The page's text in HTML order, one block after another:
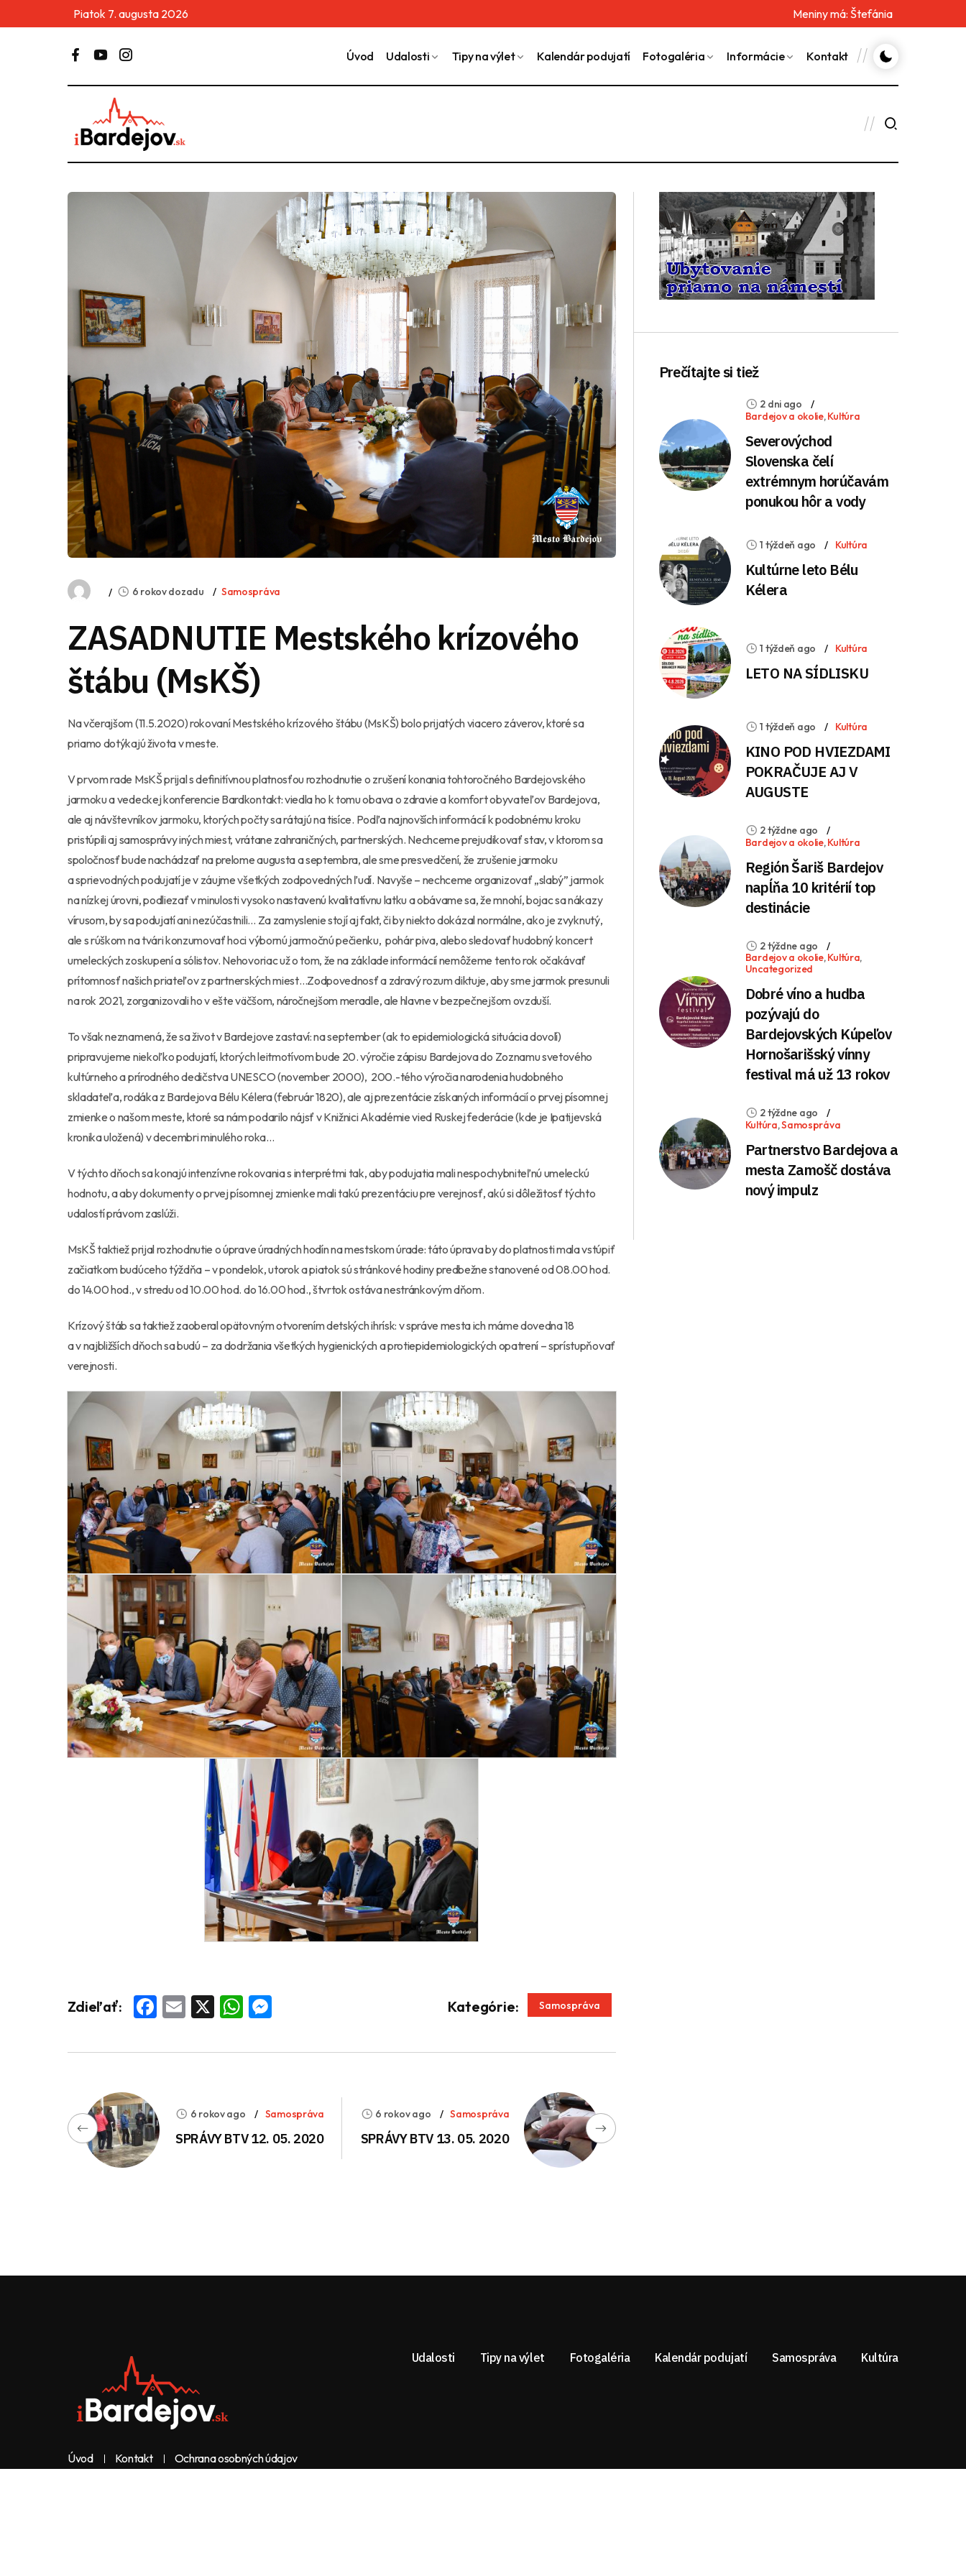
Piatok 7. augusta 2026 Meniny má: Štefánia
Úvod Udalosti Tipy na výlet Kalendár podujatí Fotogaléria Informácie Kontakt
6 rokov dozadu Samospráva
ZASADNUTIE Mestského krízového
štábu (MsKŠ)
Na včerajšom (11.5.2020) rokovaní Mestského krízového štábu (MsKŠ) bolo prijatých viacero záverov, ktoré sa
priamo dotýkajú života v meste.
V prvom rade MsKŠ prijal s definitívnou platnosťou rozhodnutie o zrušení konania tohtoročného Bardejovského
jarmoku a vedeckej konferencie Bardkontakt: viedla ho k tomu obava o zdravie a komfort obyvateľov Bardejova,
ale aj návštevníkov jarmoku, ktorých počty sa rátajú na tisíce. Podľa najnovších informácií k podobnému kroku
pristúpili aj samosprávy iných miest, vrátane zahraničných, partnerských. Nechceme prejudikovať stav, v ktorom sa
spoločnosť bude nachádzať na prelome augusta a septembra, ale sme presvedčení, že zrušenie jarmoku
a sprievodných podujatí je v záujme všetkých zodpovedných ľudí. Navyše – nechceme organizovať „slabý” jarmok
na nízkej úrovni, podliezať v minulosti vysoko nastavenú kvalitatívnu latku a obávame sa, že mnohí, bojac sa nákazy
vírusom, by sa podujatí ani nezúčastnili… Za zamyslenie stojí aj fakt, či by niekto dokázal normálne, ako je zvyknutý,
ale s rúškom na tvári konzumovať hoci výbornú jarmočnú pečienku, pohár piva, alebo sledovať hudobný koncert
umeleckých zoskupení a sólistov. Nehovoriac už o tom, že na základe informácií nemôžeme tento rok očakávať
prítomnosť našich priateľov z partnerských miest…Zodpovednosť a zdravý rozum diktuje, aby sme jarmok presunuli
na rok 2021, zorganizovali ho v ešte väčšom, náročnejšom meradle, ale hlavne v bezpečnejšom ovzduší.
To však neznamená, že sa život v Bardejove zastaví: na september (ak to epidemiologická situácia dovolí)
pripravujeme niekoľko podujatí, ktorých leitmotívom bude 20. výročie zápisu Bardejova do Zoznamu svetového
kultúrneho a prírodného dedičstva UNESCO (november 2000), 200.-tého výročia narodenia hudobného
skladateľa, rodáka z Bardejova Bélu Kélera (február 1820), ale aj prezentácie získaných informácií o prvej písomnej
zmienke o našom meste, ktoré sa nám podarilo nájsť v Knižnici Akadémie vied Ruskej federácie (kde je Ipatijevská
kronika uložená) v decembri minulého roka…
V týchto dňoch sa konajú intenzívne rokovania s interprétmi tak, aby podujatia mali nespochybniteľnú umeleckú
hodnotu, a aby dokumenty o prvej písomnej zmienke mali takú prezentáciu pre verejnosť, akú si dôležitosť týchto
udalostí právom zaslúži.
MsKŠ taktiež prijal rozhodnutie o úprave úradných hodín na mestskom úrade: táto úprava by do platnosti mala vstúpiť
začiatkom budúceho týždňa – v pondelok, utorok a piatok sú stránkové hodiny predbežne stanovené od 08.00 hod.
do 14.00 hod., v stredu od 10.00 hod. do 16.00 hod., štvrtok ostáva nestránkovým dňom.
Krízový štáb sa taktiež zaoberal opätovným otvorením detských ihrísk: v správe mesta ich máme dovedna 18
a v najbližších dňoch sa budú – za dodržania všetkých hygienických a protiepidemiologických opatrení – sprístupňovať
verejnosti.
Zdieľať: Facebook
Email
X WhatsApp
Messenger Kategórie: Samospráva
6 rokov ago Samospráva
SPRÁVY BTV 12. 05. 2020
6 rokov ago Samospráva
SPRÁVY BTV 13. 05. 2020
Prečítajte si tiež
2 dni ago
Bardejov a okolie,Kultúra
Severovýchod
Slovenska čelí
extrémnym horúčavám
ponukou hôr a vody
1 týždeň ago Kultúra
Kultúrne leto Bélu
Kélera
1 týždeň ago Kultúra
LETO NA SÍDLISKU
1 týždeň ago Kultúra
KINO POD HVIEZDAMI
POKRAČUJE AJ V
AUGUSTE
2 týždne ago
Bardejov a okolie,Kultúra
Región Šariš Bardejov
napĺňa 10 kritérií top
destinácie
2 týždne ago
Bardejov a okolie,Kultúra,
Uncategorized
Dobré víno a hudba
pozývajú do
Bardejovských Kúpeľov
Hornošarišský vínny
festival má už 13 rokov
2 týždne ago
Kultúra,Samospráva
Partnerstvo Bardejova a
mesta Zamošč dostáva
nový impulz
Úvod Kontakt Ochrana osobných údajov
Udalosti Tipy na výlet Fotogaléria Kalendár podujatí Samospráva Kultúra